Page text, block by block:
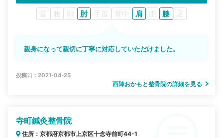
首 腰 頭 肘 手首 背中 肩 腕 膝 足
親身になって親切に丁寧に対応していただけました。
投稿日：2021-04-25
西陣おかもと整骨院の詳細を見る
寺町鍼灸整骨院
住所：京都府京都市上京区十念寺前町44-1